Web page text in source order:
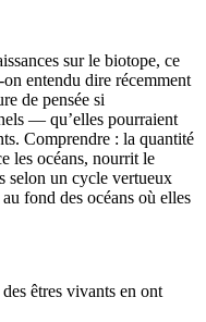
sur le biotope, ce
entendu dire récemment
de pensée si
— qu’elles pourraient
Comprendre : la quantité
les océans, nourrit le
selon un cycle vertueux
fond des océans où elles
êtres vivants en ont